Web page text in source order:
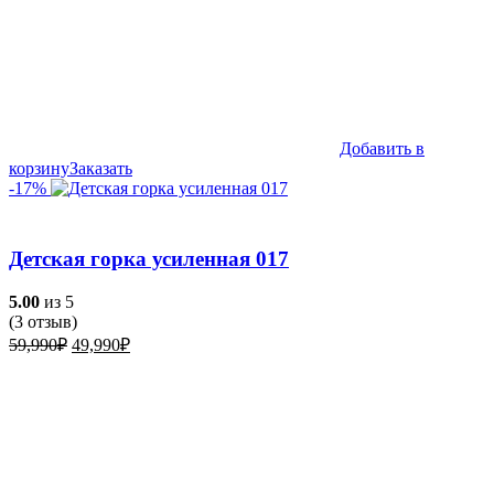
Добавить в
корзинуЗаказать
-17%
Детская горка усиленная 017
5.00 из 5
(3 отзыв)
59,990₽ Первоначальная
49,990₽Текущая